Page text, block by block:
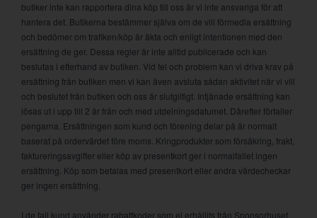
butiker inte kan rapportera dina köp till oss är vi inte ansvariga för att
hantera det. Butikerna bestämmer själva om de vill förmedla ersättning
och bedömer om trafiken/köp är äkta och enligt intentionen med den
ersättning de ger. Dessa regler är inte alltid publicerade och kan
beslutas i efterhand av butiken. Vid fel och problem kan vi driva krav på
ersättning från butiken men vi kan även avsluta sådan aktivitet när vi vill
och beslutet från butiken och oss är slutgiltigt. Intjänade ersättning kan
lösas ut i upp till 2 år från och med utdelningsdatumet. Därefter förfaller
pengarna. Ersättningen som kund och förening delar på är normalt
baserat på ordervärdet före moms. Kringprodukter som försäkring, frakt,
faktureringsavgifter eller köp av presentkort ger i normalfallet ingen
ersättning. Köp som betalas med presentkort eller andra värdecheckar
ger ingen ersättning.
I de fall kund använder rabattkoder som ej erhållits från Sponsorhuset